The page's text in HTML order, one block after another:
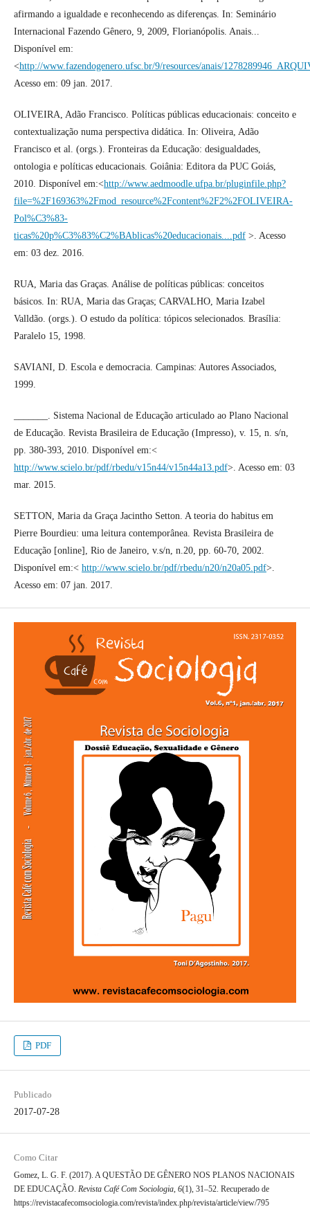
afirmando a igualdade e reconhecendo as diferenças. In: Seminário
Internacional Fazendo Gênero, 9, 2009, Florianópolis. Anais...
Disponível em:
<http://www.fazendogenero.ufsc.br/9/resources/anais/
Acesso em: 09 jan. 2017.
OLIVEIRA, Adão Francisco. Políticas públicas educacionais: conceito e
contextualização numa perspectiva didática. In: Oliveira, Adão
Francisco et al. (orgs.). Fronteiras da Educação: desigualdades,
ontologia e políticas educacionais. Goiânia: Editora da PUC Goiás,
2010. Disponível em:<http://www.aedmoodle.ufpa.br/pluginfile.php?
file=%2F169363%2Fmod_resource%2Fcontent%2F2%2FOLIVEIRA-
Pol%C3%83-
ticas%20p%C3%83%C2%BAblicas%20educacionais....pdf >. Acesso
em: 03 dez. 2016.
RUA, Maria das Graças. Análise de políticas públicas: conceitos
básicos. In: RUA, Maria das Graças; CARVALHO, Maria Izabel
Valldão. (orgs.). O estudo da política: tópicos selecionados. Brasília:
Paralelo 15, 1998.
SAVIANI, D. Escola e democracia. Campinas: Autores Associados,
1999.
_______. Sistema Nacional de Educação articulado ao Plano Nacional
de Educação. Revista Brasileira de Educação (Impresso), v. 15, n. s/n,
pp. 380-393, 2010. Disponível em:<
http://www.scielo.br/pdf/rbedu/v15n44/v15n44a13.pdf>. Acesso em: 03
mar. 2015.
SETTON, Maria da Graça Jacintho Setton. A teoria do habitus em
Pierre Bourdieu: uma leitura contemporânea. Revista Brasileira de
Educação [online], Rio de Janeiro, v.s/n, n.20, pp. 60-70, 2002.
Disponível em:< http://www.scielo.br/pdf/rbedu/n20/n20a05.pdf>.
Acesso em: 07 jan. 2017.
PDF
Publicado
2017-07-28
Como Citar
Gomez, L. G. F. (2017). A QUESTÃO DE GÊNERO NOS PLANOS NACIONAIS
DE EDUCAÇÃO. Revista Café Com Sociologia 6(1), 31–52. Recuperado de
https://revistacafecomsociologia.com/revista/index.php/revista/article/view/795